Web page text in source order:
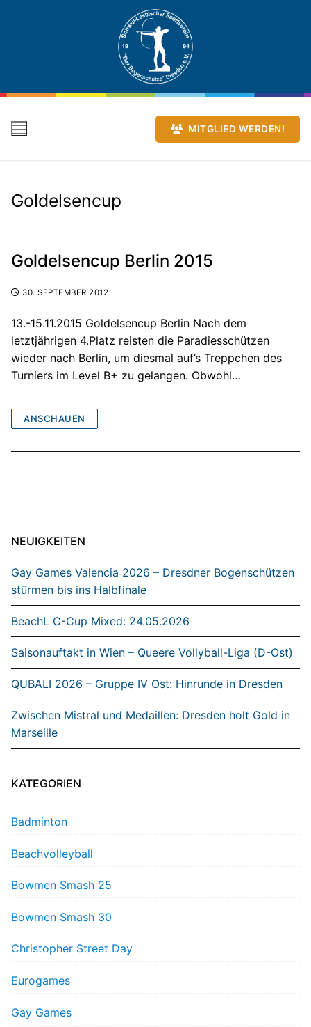
MITGLIED WERDEN!
Goldelsencup
Goldelsencup Berlin 2015
30. SEPTEMBER 2012
13.-15.11.2015 Goldelsencup Berlin Nach dem
letztjährigen 4.Platz reisten die Paradiesschützen
wieder nach Berlin, um diesmal auf’s Treppchen des
Turniers im Level B+ zu gelangen. Obwohl…
ANSCHAUEN
NEUIGKEITEN
Gay Games Valencia 2026 – Dresdner Bogenschützen
stürmen bis ins Halbfinale
BeachL C-Cup Mixed: 24.05.2026
Saisonauftakt in Wien – Queere Vollyball-Liga (D-Ost)
QUBALI 2026 – Gruppe IV Ost: Hinrunde in Dresden
Zwischen Mistral und Medaillen: Dresden holt Gold in
Marseille
KATEGORIEN
Badminton
Beachvolleyball
Bowmen Smash 25
Bowmen Smash 30
Christopher Street Day
Eurogames
Gay Games